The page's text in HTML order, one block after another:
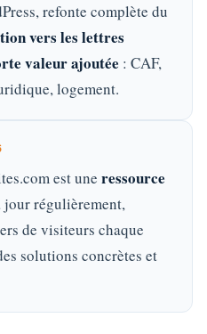
refonte complète du
vers les lettres
valeur ajoutée : CAF,
logement.
est une ressource
jour régulièrement,
de visiteurs chaque
solutions concrètes et